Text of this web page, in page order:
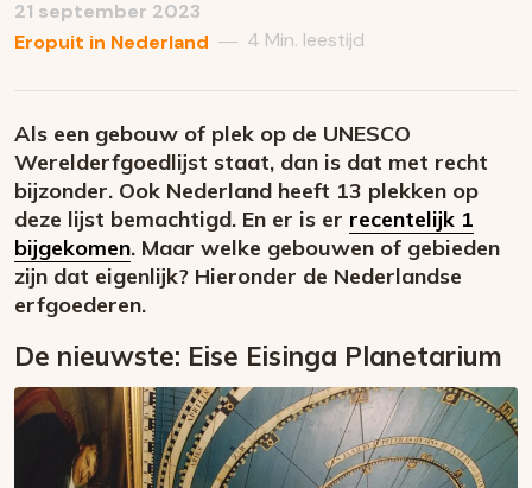
21 september 2023
Eropuit in Nederland — 4 Min. leestijd
Als een gebouw of plek op de UNESCO
Werelderfgoedlijst staat, dan is dat met recht
bijzonder. Ook Nederland heeft 13 plekken op
deze lijst bemachtigd. En er is er recentelijk 1
bijgekomen. Maar welke gebouwen of gebieden
zijn dat eigenlijk? Hieronder de Nederlandse
erfgoederen.
De nieuwste: Eise Eisinga Planetarium